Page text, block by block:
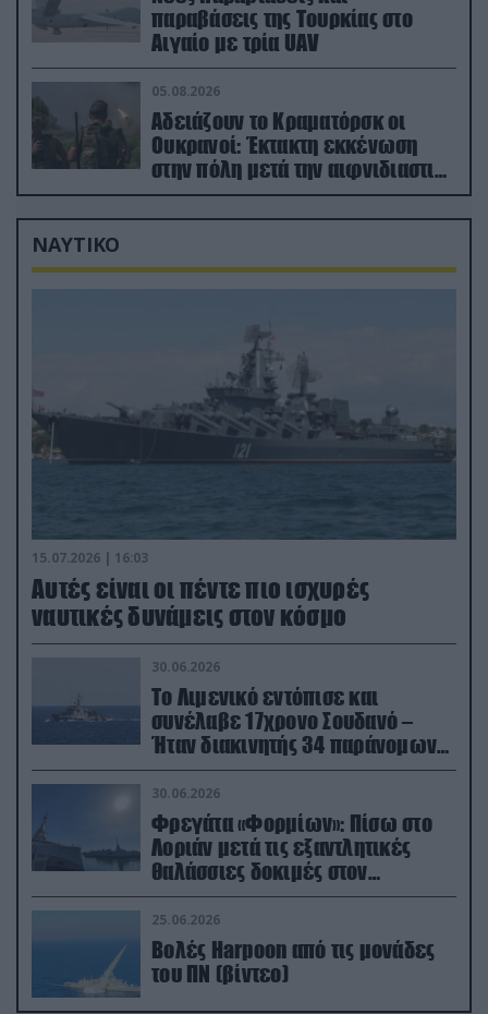
παραβάσεις της Τουρκίας στο
Αιγαίο με τρία UAV
05.08.2026
Αδειάζουν το Κραματόρσκ οι
Ουκρανοί: Έκτακτη εκκένωση
στην πόλη μετά την αιφνιδιαστική
προώθηση των Ρώσων (βίντεο)
ΝΑΥΤΙΚΟ
15.07.2026 | 16:03
Aυτές είναι οι πέντε πιο ισχυρές
ναυτικές δυνάμεις στον κόσμο
30.06.2026
Το Λιμενικό εντόπισε και
συνέλαβε 17χρονο Σουδανό –
Ήταν διακινητής 34 παράνομων
μεταναστών
30.06.2026
Φρεγάτα «Φορμίων»: Πίσω στο
Λοριάν μετά τις εξαντλητικές
θαλάσσιες δοκιμές στον
απαιτητικό Βισκαϊκό
25.06.2026
Βολές Harpoon από τις μονάδες
του ΠΝ (βίντεο)